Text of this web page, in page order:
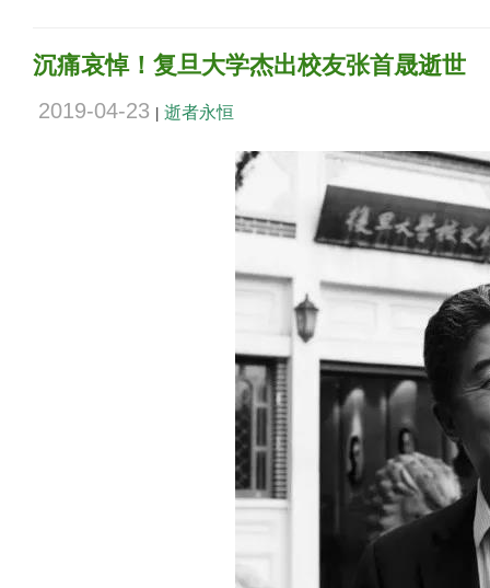
沉痛哀悼！复旦大学杰出校友张首晟逝世
2019-04-23 逝者永恒